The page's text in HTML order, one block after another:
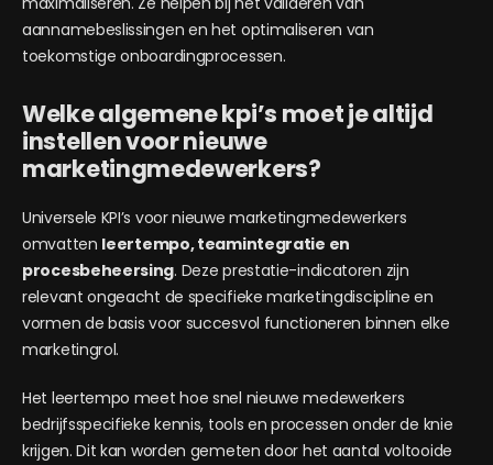
aannamebeslissingen en het optimaliseren van
toekomstige onboardingprocessen.
Welke algemene kpi’s moet je altijd
instellen voor nieuwe
marketingmedewerkers?
Universele KPI’s voor nieuwe marketingmedewerkers
omvatten leertempo, teamintegratie en
procesbeheersing. Deze prestatie-indicatoren zijn
relevant ongeacht de specifieke marketingdiscipline en
vormen de basis voor succesvol functioneren binnen elke
marketingrol.
Het leertempo meet hoe snel nieuwe medewerkers
bedrijfsspecifieke kennis, tools en processen onder de knie
krijgen. Dit kan worden gemeten door het aantal voltooide